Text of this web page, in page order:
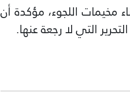
مخيمات اللجوء، مؤكدة أن
التي لا رجعة عنها.